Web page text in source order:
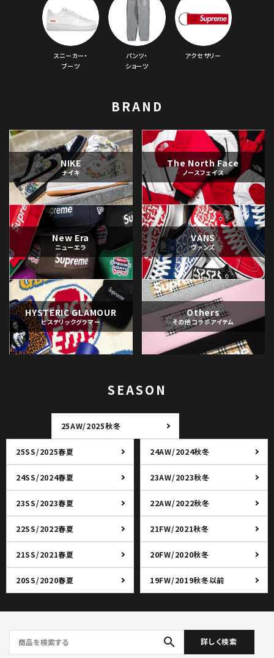
スニーカー・
ブーツ
パンツ・
ショーツ
アクセサリー
BRAND
NIKE
ナイキ
The North Face
ノースフェイス
New Era
ニューエラ
VANS
ヴァンズ
HYSTERIC GLAMOUR
ヒステリックグラマー
Others
その他コラボアイテム
SEASON
25AW/2025秋冬
25SS/2025春夏 24AW/2024秋冬
24SS/2024春夏 23AW/2023秋冬
23SS/2023春夏 22AW/2022秋冬
22SS/2022春夏 21FW/2021秋冬
21SS/2021春夏 20FW/2020秋冬
20SS/2020春夏 19FW/2019秋冬以前
search 詳しく検索